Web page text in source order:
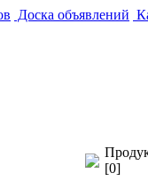
Доска объявлений
[0]